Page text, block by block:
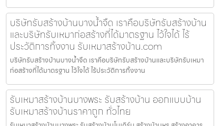
บริษัทรับสร้างบ้านบางน้ำจืด เราคือบริษัทรับสร้างบ้าน
และบริษัทรับเหมาก่อสร้างที่ได้มาตรฐาน ไว้ใจได้ ไร้
ประวัติการทิ้งงาน รับเหมาสร้างบ้าน.com
บริษัทรับสร้างบ้านบางน้ำจืด เราคือบริษัทรับสร้างบ้านและบริษัทรับเหมา
ก่อสร้างที่ได้มาตรฐาน ไว้ใจได้ ไร้ประวัติการทิ้งงาน
รับเหมาสร้างบ้านบางพระ รับสร้างบ้าน ออกแบบบ้าน
รับเหมาสร้างบ้านราคาถูก ทั่วไทย